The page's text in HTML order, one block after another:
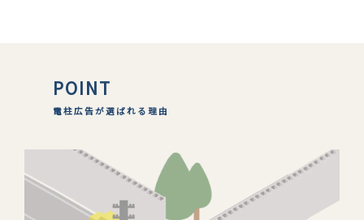
POINT
電柱広告が選ばれる理由